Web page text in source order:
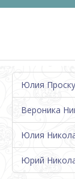
Юлия
Вероника
Юлия
Юрий